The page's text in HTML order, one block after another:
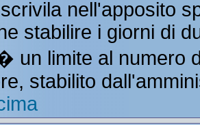
nell'apposito
stabilire i giorni di
un limite al numero
stabilito